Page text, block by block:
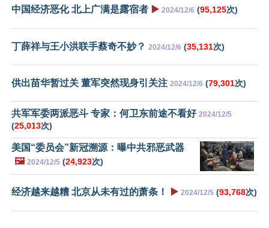
中国经济恶化 北上广满是露宿者 ▶️ 2024/12/6 (95,125次)
丁薛祥与王小洪联手蔡奇不妙？ 2024/12/6 (35,131次)
供出苗华暂过关 董军突然现身引关注 2024/12/6 (79,301次)
共军军委两派恶斗 专家：何卫东前途不看好 2024/12/5
(25,013次)
美国“委员会”新冠溯源：曝中共邪恶武器
🖼️ 2024/12/5 (24,923次)
经济越来越糟 北京从未有过的萧条！ ▶️ 2024/12/5 (93,768次)